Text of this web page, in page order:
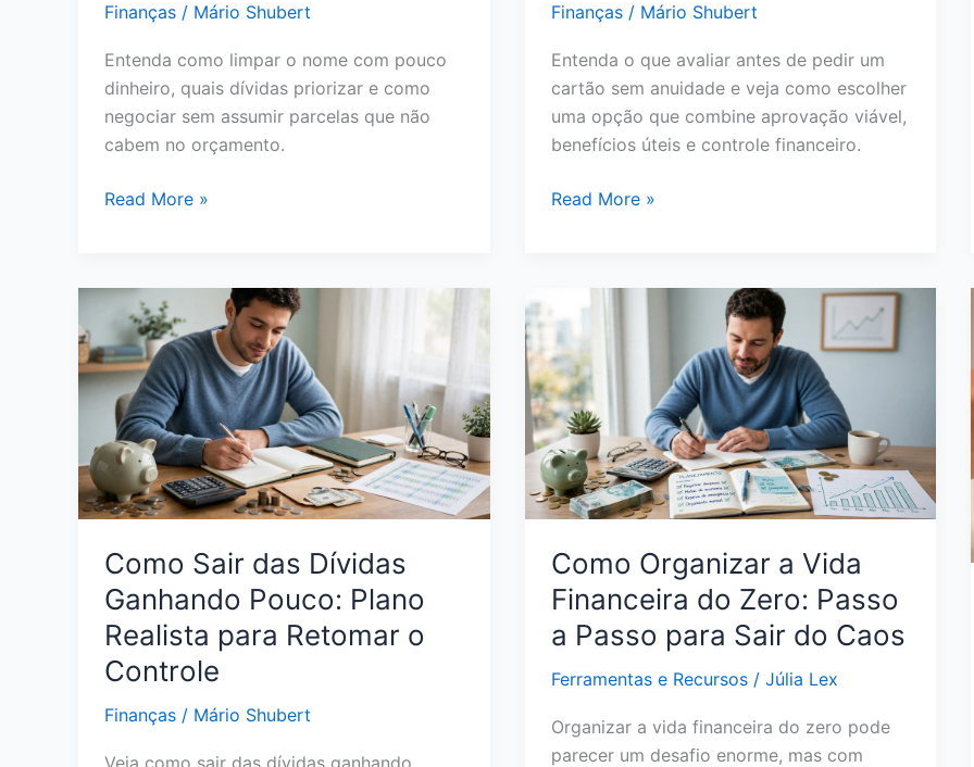
Finanças / Mário Shubert
Entenda como limpar o nome com pouco
dinheiro, quais dívidas priorizar e como
negociar sem assumir parcelas que não
cabem no orçamento.
Como
Nome
com
Pouco
Dinheiro:
Estratégias
Reais
para
Sair
da
Read More »
Finanças/ Mário Shubert
Entenda o que avaliar antes de pedir um
cartão sem anuidade e veja como escolher
uma opção que combine aprovação viável,
benefícios úteis e controle financeiro.
Melhor
Crédito
Sem
Anuidade:
Como
Escolher
a
Opção
Certa
para
Perfil
Read More »
Como Sair das Dívidas
Ganhando Pouco: Plano
Realista para Retomar o
Controle
Finanças / Mário Shubert
Como Organizar a Vida
Financeira do Zero: Passo
a Passo para Sair do Caos
Ferramentas e Recursos/ Júlia Lex
Organizar a vida financeira do zero pode
parecer um desafio enorme, mas com